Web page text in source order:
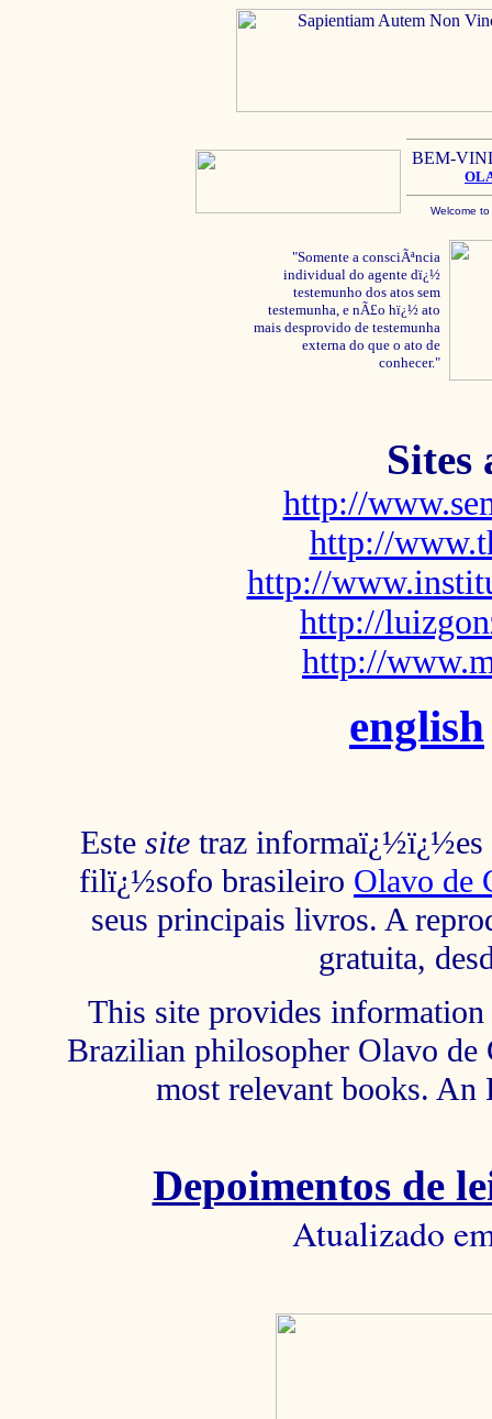
BEM-
Welcome
"Somente a consciÃªncia
individual do agente dï¿½
testemunho dos atos sem
testemunha, e nÃ£o hï¿½ ato
mais desprovido de testemunha
externa do que o ato de
conhecer."
Sites
http://
http://
http://
http://
http://
english
Este site traz informaï¿½ï¿½es
filï¿½sofo brasileiro Olavo de
seus principais livros. A
gratuita,
This site provides
Brazilian philosopher Olavo de
most relevant books.
Depoimentos de
Atualizado